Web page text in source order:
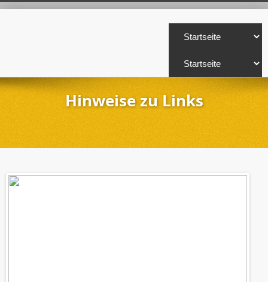
Hinweise zu Links